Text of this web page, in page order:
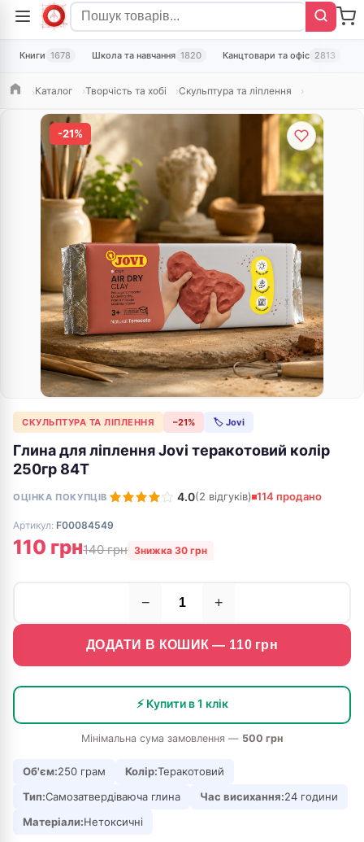
Книги 1678 Школа та навчання 1820 Канцтовари та офіс 2813
ГоловнаКаталог Творчість та хобі Скульптура та ліплення
-21%
СКУЛЬПТУРА ТА ЛІПЛЕННЯ −21% 🏷 Jovi
Глина для ліплення Jovi теракотовий колір
250гр 84T
ОЦІНКА ПОКУПЦІВ 4.0(2 відгуків) 114 продано
Артикул: F00084549
110 грн140 грн Знижка 30 грн
− +
ДОДАТИ В КОШИК — 110грн
⚡ Купити в 1 клік
Мінімальна сума замовлення — 500 грн
Об'єм:250 грам Колір:Теракотовий
Тип:Самозатвердіваюча глина Час висихання:24 години
Матеріали:Нетоксичні